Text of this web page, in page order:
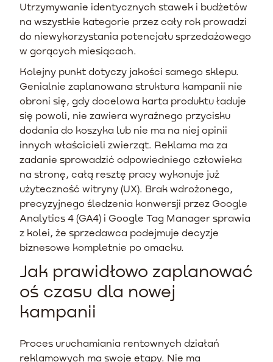
Utrzymywanie identycznych stawek i budżetów
na wszystkie kategorie przez cały rok prowadzi
do niewykorzystania potencjału sprzedażowego
w gorących miesiącach.
Kolejny punkt dotyczy jakości samego sklepu.
Genialnie zaplanowana struktura kampanii nie
obroni się, gdy docelowa karta produktu ładuje
się powoli, nie zawiera wyraźnego przycisku
dodania do koszyka lub nie ma na niej opinii
innych właścicieli zwierząt. Reklama ma za
zadanie sprowadzić odpowiedniego człowieka
na stronę, całą resztę pracy wykonuje już
użyteczność witryny (UX). Brak wdrożonego,
precyzyjnego śledzenia konwersji przez Google
Analytics 4 (GA4) i Google Tag Manager sprawia
z kolei, że sprzedawca podejmuje decyzje
biznesowe kompletnie po omacku.
Jak prawidłowo zaplanować
oś czasu dla nowej
kampanii
Proces uruchamiania rentownych działań
reklamowych ma swoje etapy. Nie ma